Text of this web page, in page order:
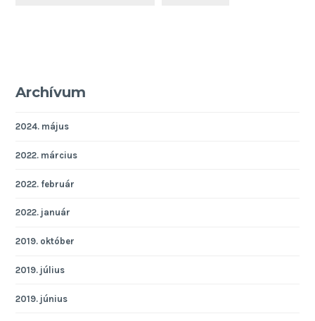
Archívum
2024. május
2022. március
2022. február
2022. január
2019. október
2019. július
2019. június